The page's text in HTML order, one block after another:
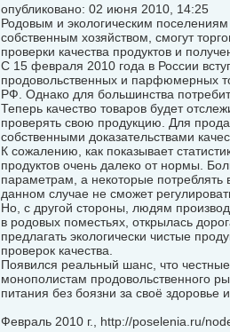
опубликовано: 02 июня 2010, 14:25
Родовым и экологическим
собственным хозяйством, смогут
проверки качества продуктов и
C 15 февраля 2010 года в России
продовольственных и парфюмерных
РФ. Однако для большинства
Теперь качество товаров будет
проверять свою продукцию. Для
собственными доказательствами
К сожалению, как показывает
продуктов очень далеко от нормы.
параметрам, а некоторые
данном случае не сможет
Но, с другой стороны, людям
в родовых поместьях, открылась
предлагать экологически чистые
проверок качества.
Появился реальный шанс, что
монополистам продовольственного
питания без боязни за своё здоровье
Февраль 2010 г., http://poselenia.ru/